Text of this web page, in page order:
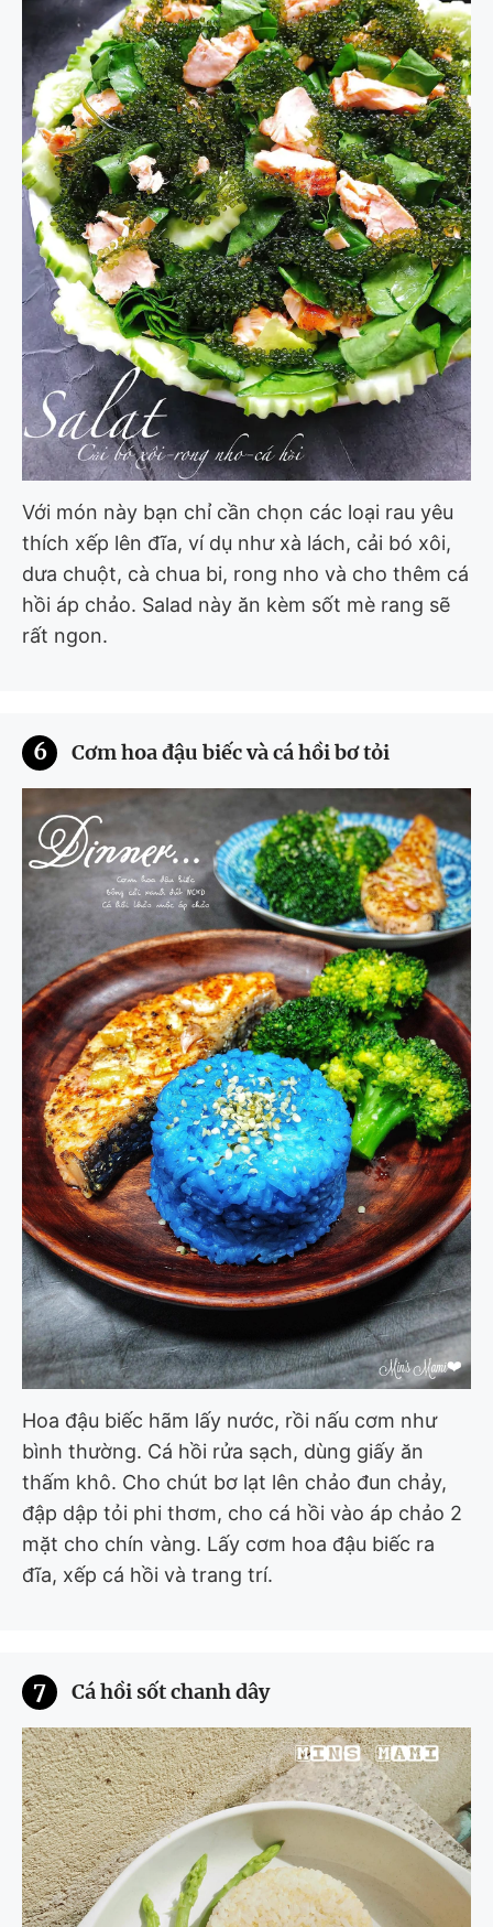
Với món này bạn chỉ cần chọn các loại rau yêu
thích xếp lên đĩa, ví dụ như xà lách, cải bó xôi,
dưa chuột, cà chua bi, rong nho và cho thêm cá
hồi áp chảo. Salad này ăn kèm sốt mè rang sẽ
rất ngon.
6 Cơm hoa đậu biếc và cá hồi bơ tỏi
Hoa đậu biếc hãm lấy nước, rồi nấu cơm như
bình thường. Cá hồi rửa sạch, dùng giấy ăn
thấm khô. Cho chút bơ lạt lên chảo đun chảy,
đập dập tỏi phi thơm, cho cá hồi vào áp chảo 2
mặt cho chín vàng. Lấy cơm hoa đậu biếc ra
đĩa, xếp cá hồi và trang trí.
7 Cá hồi sốt chanh dây